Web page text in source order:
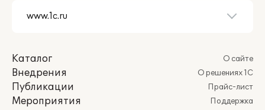
Каталог
Внедрения
Публикации
Мероприятия
О сайте
О решениях 1С
Прайс-лист
Поддержка